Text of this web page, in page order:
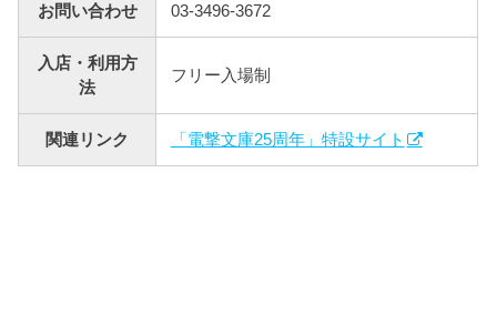
お問い合わせ 03-3496-3672
入店・利用方
法
フリー入場制
関連リンク 「電撃文庫25周年」特設サイト